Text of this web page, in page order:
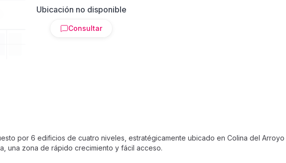
Ubicación no disponible
Consultar
por 6 edificios de cuatro niveles, estratégicamente ubicado en Colina del Arroyo
una zona de rápido crecimiento y fácil acceso.